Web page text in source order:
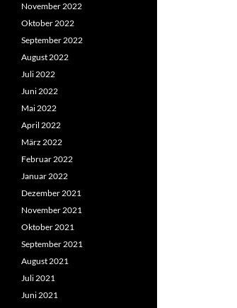
November 2022
Oktober 2022
September 2022
August 2022
Juli 2022
Juni 2022
Mai 2022
April 2022
März 2022
Februar 2022
Januar 2022
Dezember 2021
November 2021
Oktober 2021
September 2021
August 2021
Juli 2021
Juni 2021